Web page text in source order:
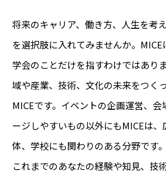
将来のキャリア、働き方、人生を考
を選択肢に入れてみませんか。MICE
学会のことだけを指すわけではあり
域や産業、技術、文化の未来をつく
MICEです。イベントの企画運営、会
ージしやすいもの以外にもMICEは
体、学校にも関わりのある分野です。
これまでのあなたの経験や知見、技